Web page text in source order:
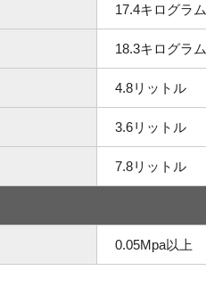
17.4キログラム
18.3キログラム
4.8リットル
3.6リットル
7.8リットル
0.05Mpa以上